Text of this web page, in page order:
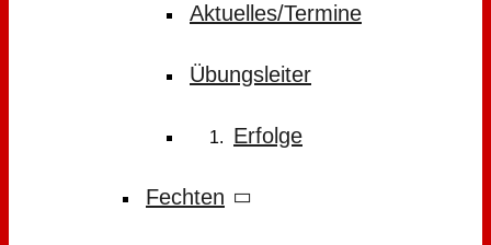
Aktuelles/Termine
Übungsleiter
Erfolge
Fechten